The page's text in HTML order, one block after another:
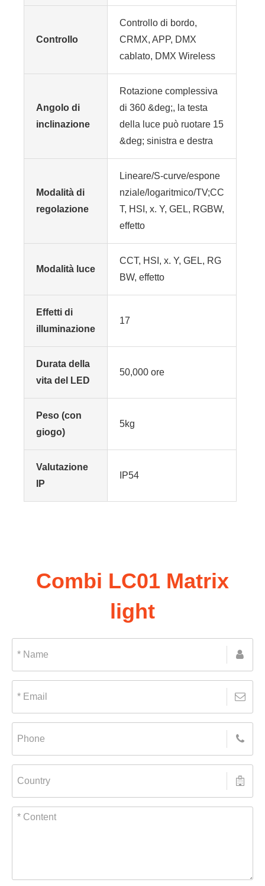
Controllo
Controllo di bordo,
CRMX, APP, DMX
cablato, DMX Wireless
Angolo di
inclinazione
Rotazione complessiva
di 360 &deg;, la testa
della luce può ruotare 15
&deg; sinistra e destra
Modalità di
regolazione
Lineare/S-curve/espone
nziale/logaritmico/TV;CC
T, HSI, x. Y, GEL, RGBW,
effetto
Modalità luce
CCT, HSI, x. Y, GEL, RG
BW, effetto
Effetti di
illuminazione
17
Durata della
vita del LED
50,000 ore
Peso (con
giogo)
5kg
Valutazione
IP
IP54
Combi LC01 Matrix
light